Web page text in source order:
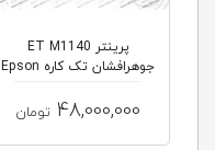
پرینتر ET M1140
جوهرافشان تک کاره Epson
48,000,000 تومان